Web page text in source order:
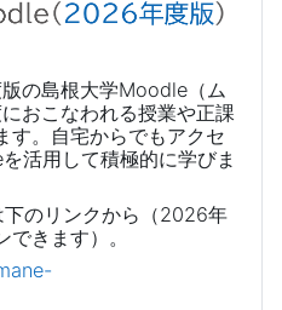
の島根大学Moodle（ム
おこなわれる授業や正課
す。自宅からでもアクセ
活用して積極的に学びま
のリンクから（2026年
きます）。